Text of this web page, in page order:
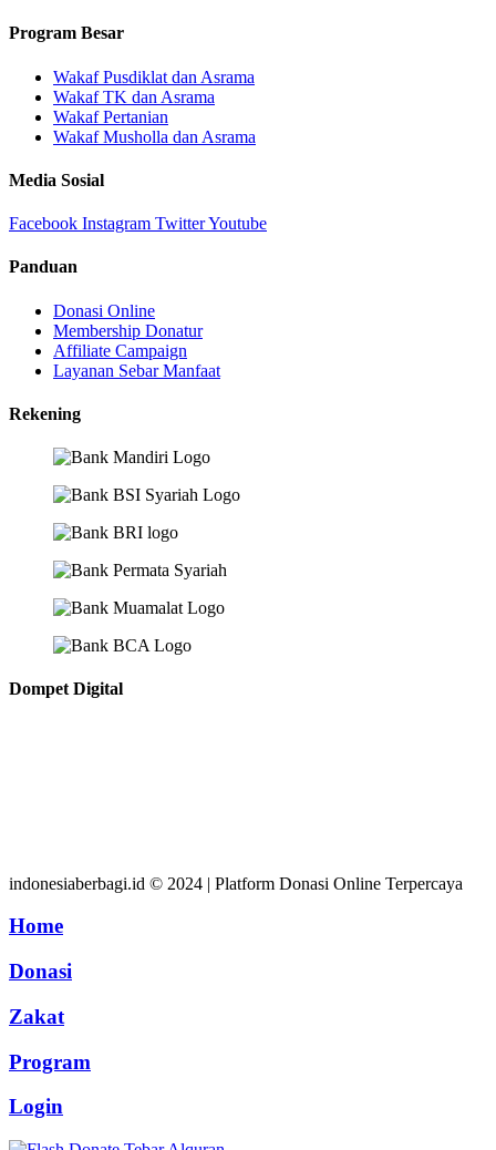
Program Besar
Wakaf Pusdiklat dan Asrama
Wakaf TK dan Asrama
Wakaf Pertanian
Wakaf Musholla dan Asrama
Media Sosial
Facebook Instagram TwitterYoutube
Panduan
Donasi Online
Membership Donatur
Affiliate Campaign
Layanan Sebar Manfaat
Rekening
Dompet Digital
indonesiaberbagi.id © 2024 | Platform Donasi Online Terpercaya
Home
Donasi
Zakat
Program
Login